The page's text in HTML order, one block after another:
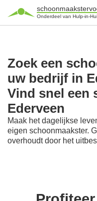
Onderdeel van Hulp-in-
Zoek een
uw bedrijf in
Vind snel een
Ederveen
Maak het dagelijkse
eigen schoonmaakster.
overhoudt door het